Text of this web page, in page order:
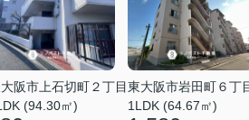
阪市上石切町２丁目
(94.30㎡)
東大阪市岩田町６丁
1LDK (64.67㎡)